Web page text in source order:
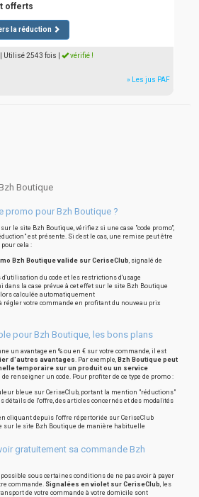
offerts
la réduction
| Utilisé 2543 fois vérifié !
» Les jus PAF
Boutique
promo pour Bzh Boutique ?
le site Bzh Boutique, vérifiez si une case "code promo",
est présente. Si c'est le cas, une remise peut être
cela :
Bzh Boutique valide sur CeriseClub, signalé de
du code et les restrictions d'usage
dans la case prévue à cet effet sur le site Bzh Boutique
calculée automatiquement
régler votre commande en profitant du nouveau prix
pour Bzh Boutique, les bons plans
un avantage en % ou en € sur votre commande, il est
d'autres avantages. Par exemple, Bzh Boutique peut
temporaire sur un produit ou un service
renseigner un code. Pour profiter de ce type de promo :
bleue sur CeriseClub, portant la mention "réductions"
détails de l'offre, des articles concernés et des modalités
cliquant depuis l'offre répertoriée sur CeriseClub
sur le site Bzh Boutique de manière habituelle
gratuitement sa commande Bzh
sous certaines conditions de ne pas avoir à payer
commande. Signalées en violet sur CeriseClub, les
de votre commande à votre domicile sont